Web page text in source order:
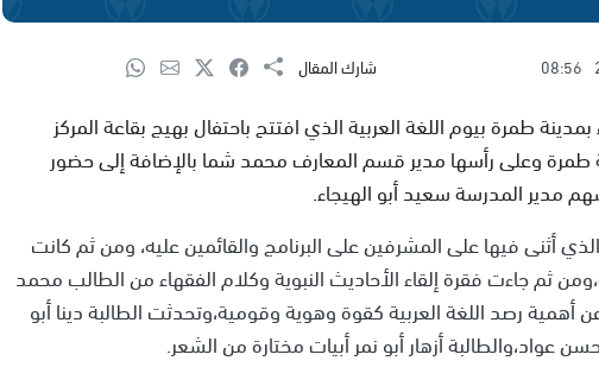
08:56 شارك المقال
طمرة بيوم اللغة العربية الذي افتتح باحتفال بهيج بقاعة المركز
وعلى رأسها مدير قسم المعارف محمد شما بالإضافة إلى حضور
مدير المدرسة سعيد أبو الهيجاء.
أثنى فيها على المشرفين على البرنامج والقائمين عليه، ومن ثم كانت
ثم جاءت فقرة إلقاء الأحاديث النبوية وكلام الفقهاء من الطالب محمد
أهمية رصد اللغة العربية كقوة وهوية وقومية،وتحدثت الطالبة دينا أبو
عواد،والطالبة أزهار أبو نمر أبيات مختارة من الشعر.